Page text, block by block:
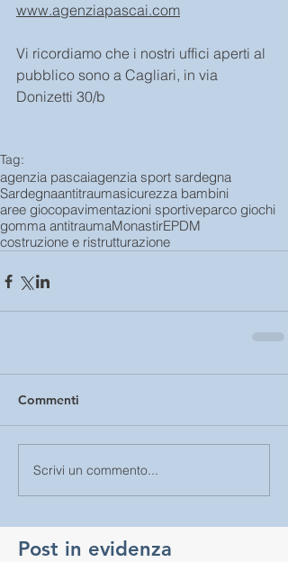
www.agenziapascai.com
Vi ricordiamo che i nostri uffici aperti al
pubblico sono a Cagliari, in via
Donizetti 30/b
Tag:
agenzia pascaiagenzia sport sardegna
Sardegnaantitraumasicurezza bambini
aree giocopavimentazioni sportiveparco giochi
gomma antitraumaMonastirEPDM
costruzione e ristrutturazione
Commenti
Scrivi un commento...
Post in evidenza